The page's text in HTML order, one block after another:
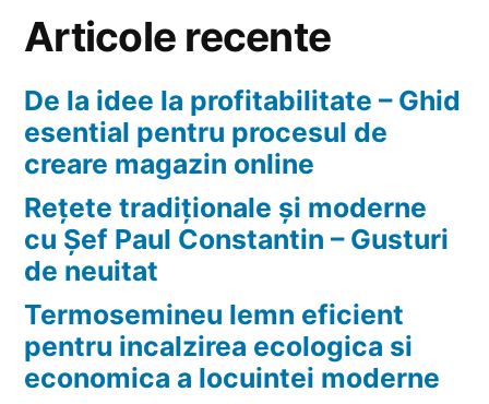
umbra
Articole recente
De la idee la profitabilitate – Ghid
esential pentru procesul de
creare magazin online
Rețete tradiționale și moderne
cu Șef Paul Constantin – Gusturi
de neuitat
Termosemineu lemn eficient
pentru incalzirea ecologica si
economica a locuintei moderne